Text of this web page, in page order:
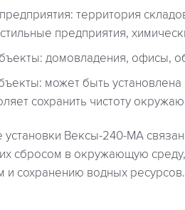
территория
предприятия,
домовладения, офисы,
может быть установлена
сохранить чистоту
Вексы-240-МА
сбросом в окружающую
и сохранению водных ресурсов.